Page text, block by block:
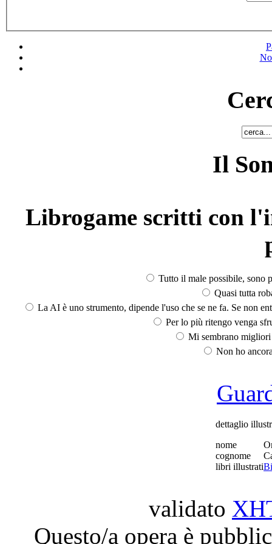
Il
Librogame scritti con
Tutto il male possibile, sono
Quasi tutta
La AI è uno strumento, dipende l'uso che se ne fa. Se non
Per lo più ritengo venga
Mi sembrano
Non ho
dettaglio
nome
cognome
libri illustrati
validato
Questo/a opera è